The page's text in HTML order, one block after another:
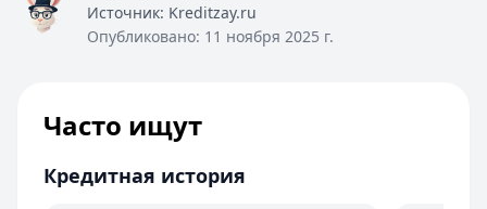
Источник: Kreditzay.ru
Опубликовано: 11 ноября 2025 г.
Часто ищут
Кредитная история